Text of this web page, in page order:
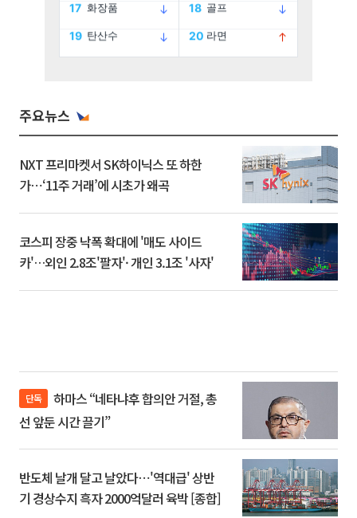
주요뉴스
NXT 프리마켓서 SK하이닉스 또 하한
가⋯‘11주 거래’에 시초가 왜곡
코스피 장중 낙폭 확대에 '매도 사이드
카'…외인 2.8조'팔자'· 개인 3.1조 '사자'
단독
선 앞둔 시간 끌기”
반도체 날개 달고 날았다⋯'역대급' 상반
기 경상수지 흑자 2000억달러 육박 [종합]